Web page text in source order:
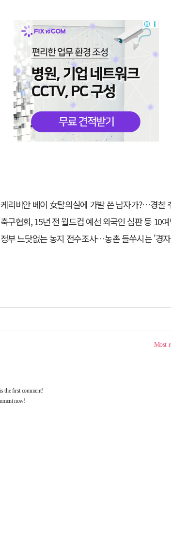
케리비안 베이 女탈의실에 가발 쓴 남자가?…경찰
축구협회, 15년 전 월드컵 예선 외국인 심판 등 10여명에 '
정부 느닷없는 농지 전수조사…농촌 들쑤시는 '경자유전'